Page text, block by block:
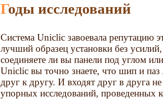
Годы исследований
Система Uniclic завоевала репутацию
лучший образец установки без
соединяете ли вы панели под углом
Uniclic вы точно знаете, что шип и паз
друг к другу. И входят друг в друга не
упорных исследований, проведенных